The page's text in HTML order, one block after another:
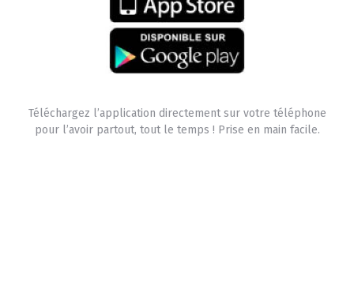
Téléchargez l’application directement sur votre téléphone
pour l’avoir partout, tout le temps ! Prise en main facile.